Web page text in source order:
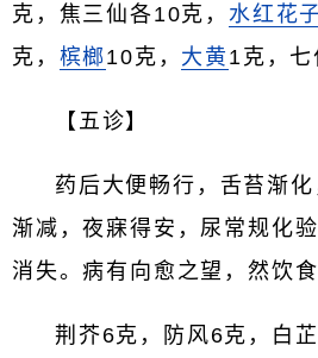
克，焦三仙各10克， 水红花
克， 槟榔10克， 大黄 1克，七
【五诊】
药后大便畅行，舌苔渐
渐减，夜寐得安，尿常规化
消失。病有向愈之望，然饮
荆芥6克，防风6克，白